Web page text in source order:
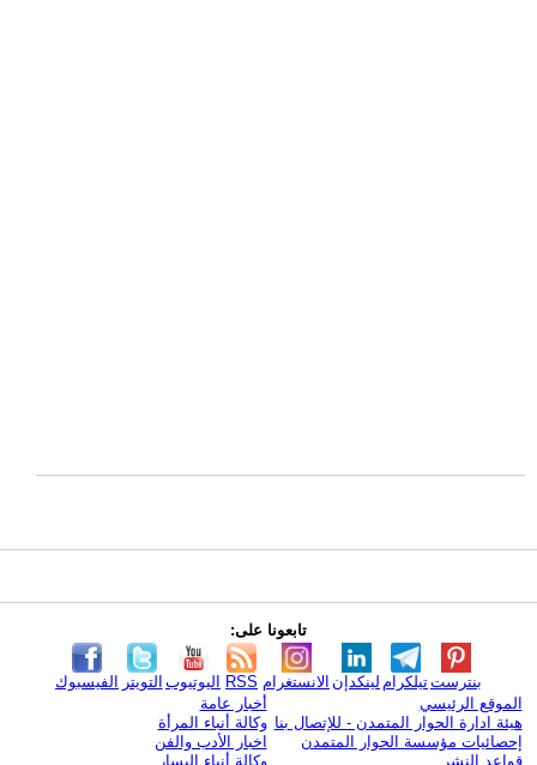
تابعونا على:
الفيسبوك التويتر اليوتيوب RSS الانستغرام لينكدإن تيلكرامبنترست
الموقع الرئيسي
هيئة ادارة الحوار المتمدن - للإتصال بنا
إحصائيات مؤسسة الحوار المتمدن
قواعد النشر
أخبار عامة
وكالة أنباء المرأة
اخبار الأدب والفن
وكالة أنباء اليسار